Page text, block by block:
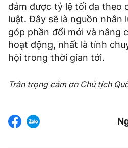
đảm được tỷ lệ tối đa theo
luật. Đây sẽ là nguồn nhân
góp phần đổi mới và nâng
hoạt động, nhất là tính
hội trong thời gian tới.
Trân trọng cảm ơn Chủ tịch